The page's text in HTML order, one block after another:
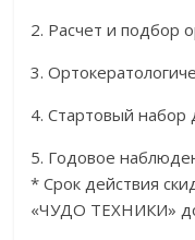
2. Расчет и подбор
3.
4. Стартовый набор
5. Годовое
* Срок действия
«ЧУДО ТЕХНИКИ»